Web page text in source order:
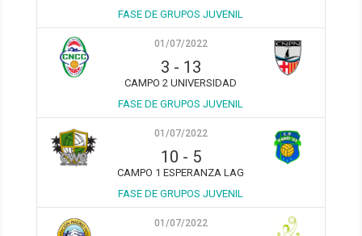
FASE DE GRUPOS JUVENIL
01/07/2022
3 - 13
CAMPO 2 UNIVERSIDAD
FASE DE GRUPOS JUVENIL
01/07/2022
10 - 5
CAMPO 1 ESPERANZA LAG
FASE DE GRUPOS JUVENIL
01/07/2022